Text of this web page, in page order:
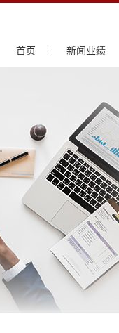
首页 新闻业绩